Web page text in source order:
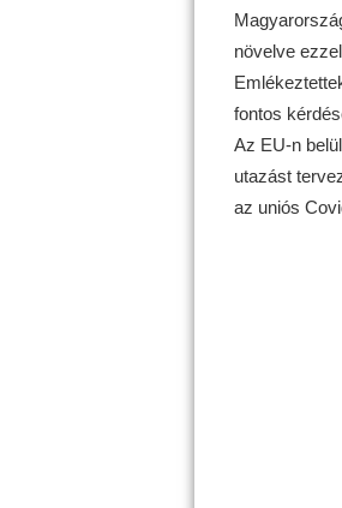
növelve
fontos
Az EU-n
utazást
az uniós